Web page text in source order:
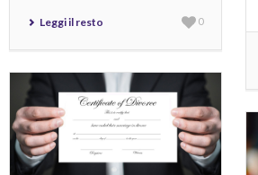
Leggi il resto 0